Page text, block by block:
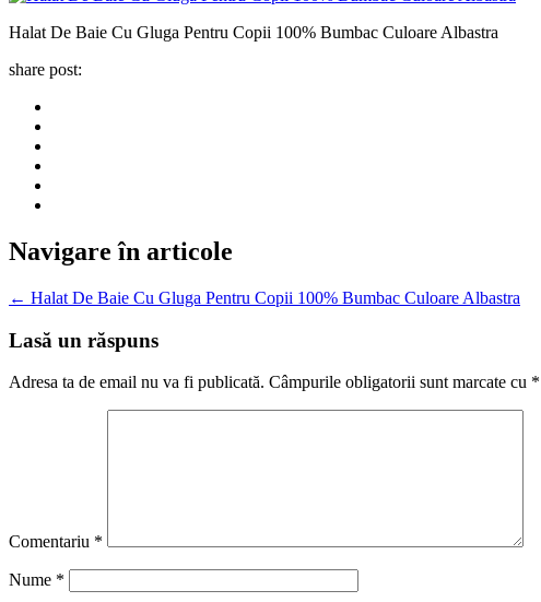
Halat De Baie Cu Gluga Pentru Copii 100% Bumbac Culoare Albastra
share post:
Navigare în articole
← Halat De Baie Cu Gluga Pentru Copii 100% Bumbac Culoare Albastra
Lasă un răspuns
Adresa ta de email nu va fi publicată. Câmpurile obligatorii sunt marcate cu *
Comentariu *
Nume *